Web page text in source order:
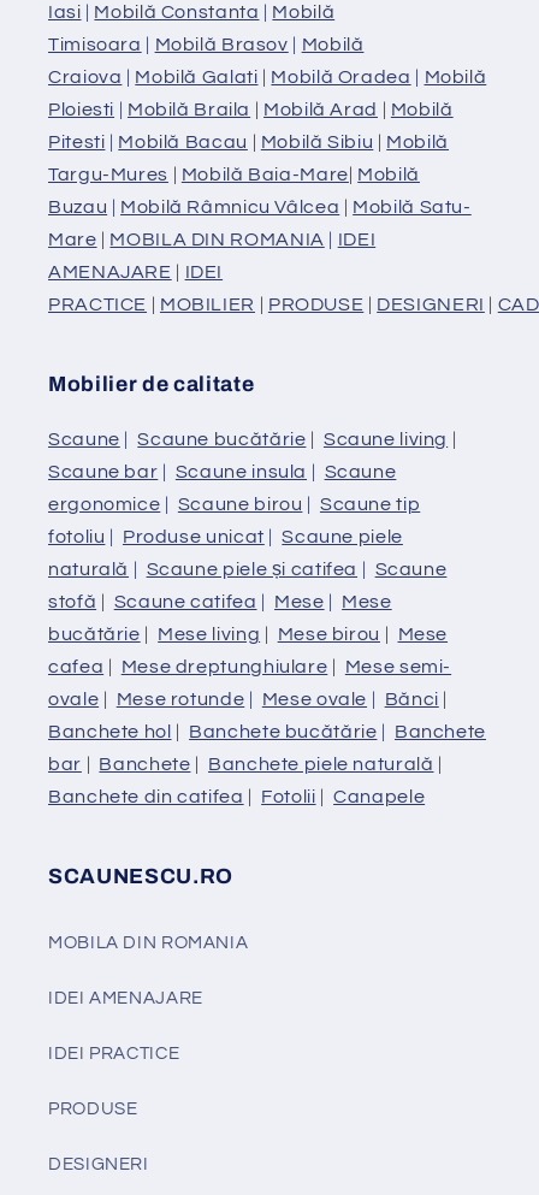
Iasi | Mobilă Constanta | Mobilă
Timisoara | Mobilă Brasov | Mobilă
Craiova | Mobilă Galati | Mobilă Oradea | Mobilă
Ploiesti | Mobilă Braila | Mobilă Arad | Mobilă
Pitesti | Mobilă Bacau | Mobilă Sibiu | Mobilă
Targu-Mures | Mobilă Baia-Mare| Mobilă
Buzau | Mobilă Râmnicu Vâlcea | Mobilă Satu-
Mare | MOBILA DIN ROMANIA | IDEI
AMENAJARE | IDEI
PRACTICE | MOBILIER | PRODUSE | DESIGNERI |
Mobilier de calitate
Scaune |Scaune bucătărie | Scaune living |
Scaune bar | Scaune insula | Scaune
ergonomice | Scaune birou | Scaune tip
fotoliu | Produse unicat |Scaune piele
naturală | Scaune piele și catifea | Scaune
stofă | Scaune catifea | Mese | Mese
bucătărie | Mese living | Mese birou | Mese
cafea | Mese dreptunghiulare | Mese semi-
ovale | Mese rotunde | Mese ovale | Bănci |
Banchete hol | Banchete bucătărie | Banchete
bar | Banchete | Banchete piele naturală |
Banchete din catifea | Fotolii |Canapele
SCAUNESCU.RO
MOBILA DIN ROMANIA
IDEI AMENAJARE
IDEI PRACTICE
PRODUSE
DESIGNERI